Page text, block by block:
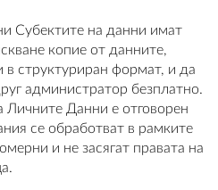
Субектите на данни имат
копие от данните,
в структуриран формат, и да
администратор безплатно.
Данни е отговорен
се обработват в рамките
и не засягат правата на